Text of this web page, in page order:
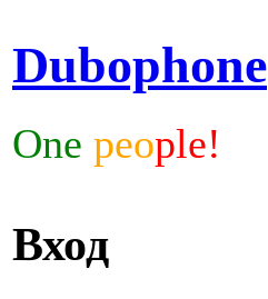
Dubophone
One people!
Вход